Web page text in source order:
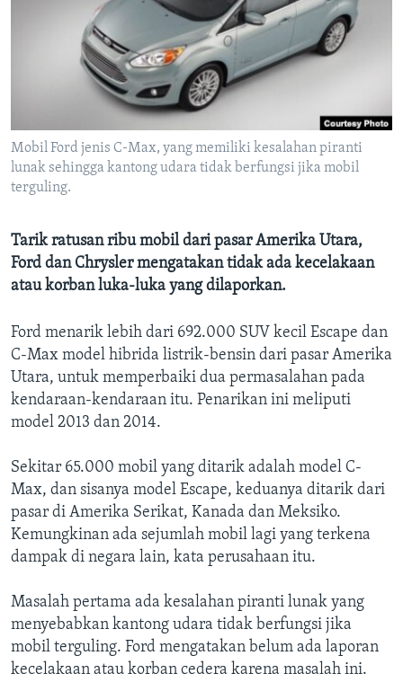
Bahasa-bahasa
Mobil Ford jenis C-Max, yang memiliki kesalahan piranti
lunak sehingga kantong udara tidak berfungsi jika mobil
terguling.
Tarik ratusan ribu mobil dari pasar Amerika Utara,
Ford dan Chrysler mengatakan tidak ada kecelakaan
atau korban luka-luka yang dilaporkan.
Ford menarik lebih dari 692.000 SUV kecil Escape dan
C-Max model hibrida listrik-bensin dari pasar Amerika
Utara, untuk memperbaiki dua permasalahan pada
kendaraan-kendaraan itu. Penarikan ini meliputi
model 2013 dan 2014.
Sekitar 65.000 mobil yang ditarik adalah model C-
Max, dan sisanya model Escape, keduanya ditarik dari
pasar di Amerika Serikat, Kanada dan Meksiko.
Kemungkinan ada sejumlah mobil lagi yang terkena
dampak di negara lain, kata perusahaan itu.
Masalah pertama ada kesalahan piranti lunak yang
menyebabkan kantong udara tidak berfungsi jika
mobil terguling. Ford mengatakan belum ada laporan
kecelakaan atau korban cedera karena masalah ini.